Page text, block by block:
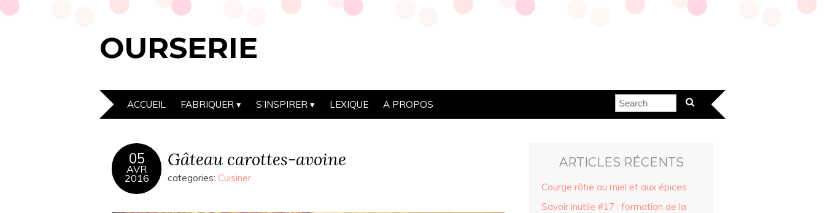
OURSERIE
ACCUEIL FABRIQUER S’INSPIRER LEXIQUE A PROPOS
05
AVR
2016
Gâteau carottes-avoine
categories: Cuisiner
ARTICLES RÉCENTS
Courge rôtie au miel et aux épices
Savoir inutile #17 : formation de la